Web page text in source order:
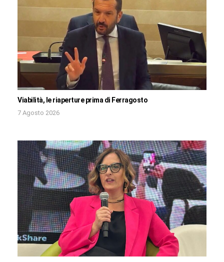
Viabilità, le riaperture prima di Ferragosto
7 Agosto 2026